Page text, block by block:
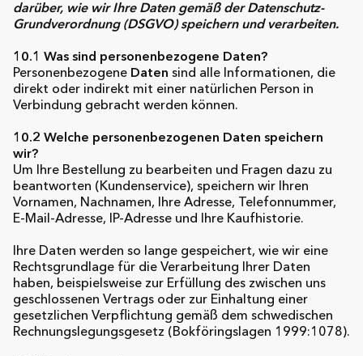
darüber, wie wir Ihre Daten gemäß der Datenschutz-
Grundverordnung (DSGVO) speichern und verarbeiten.
10.1 Was sind personenbezogene Daten?
Personenbezogene Daten sind alle Informationen, die
direkt oder indirekt mit einer natürlichen Person in
Verbindung gebracht werden können.
10.2 Welche personenbezogenen Daten speichern
wir?
Um Ihre Bestellung zu bearbeiten und Fragen dazu zu
beantworten (Kundenservice), speichern wir Ihren
Vornamen, Nachnamen, Ihre Adresse, Telefonnummer,
E-Mail-Adresse, IP-Adresse und Ihre Kaufhistorie.
Ihre Daten werden so lange gespeichert, wie wir eine
Rechtsgrundlage für die Verarbeitung Ihrer Daten
haben, beispielsweise zur Erfüllung des zwischen uns
geschlossenen Vertrags oder zur Einhaltung einer
gesetzlichen Verpflichtung gemäß dem schwedischen
Rechnungslegungsgesetz (Bokföringslagen 1999:1078).